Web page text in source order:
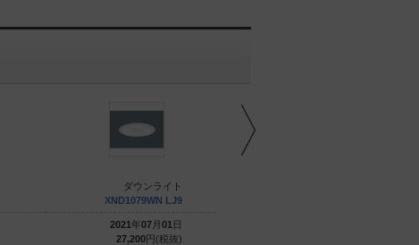
ダウンライト
XND1079WN LJ9
2021年07月 01 日
27,200円(税抜)